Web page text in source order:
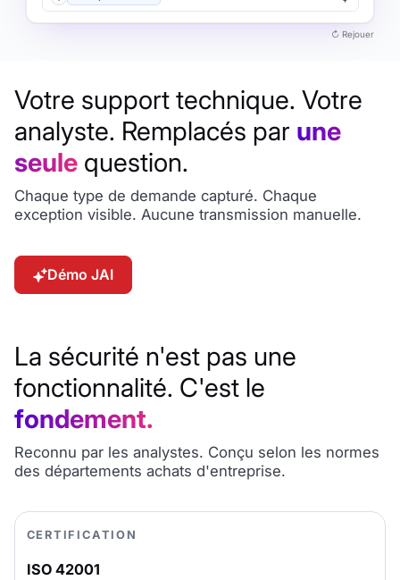
Élevée
Moyenne
Comment puis-je vous aider ?
Votre support technique. Votre
analyste. Remplacés par une
seule question.
Chaque type de demande capturé. Chaque
exception visible. Aucune transmission manuelle.
Démo JAI
La sécurité n'est pas une
fonctionnalité. C'est le
fondement.
Reconnu par les analystes. Conçu selon les normes
des départements achats d'entreprise.
CERTIFICATION
ISO 42001